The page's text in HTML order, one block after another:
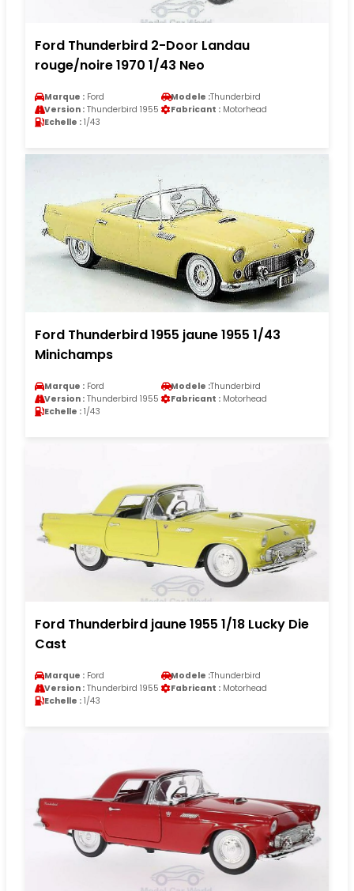
Ford Thunderbird 2-Door Landau
rouge/noire 1970 1/43 Neo
Marque : Ford Modele :Thunderbird
Version : Thunderbird 1955 Fabricant : Motorhead
Echelle : 1/43
Ford Thunderbird 1955 jaune 1955 1/43
Minichamps
Marque : Ford Modele :Thunderbird
Version : Thunderbird 1955 Fabricant : Motorhead
Echelle : 1/43
Ford Thunderbird jaune 1955 1/18 Lucky Die
Cast
Marque : Ford Modele :Thunderbird
Version : Thunderbird 1955 Fabricant : Motorhead
Echelle : 1/43